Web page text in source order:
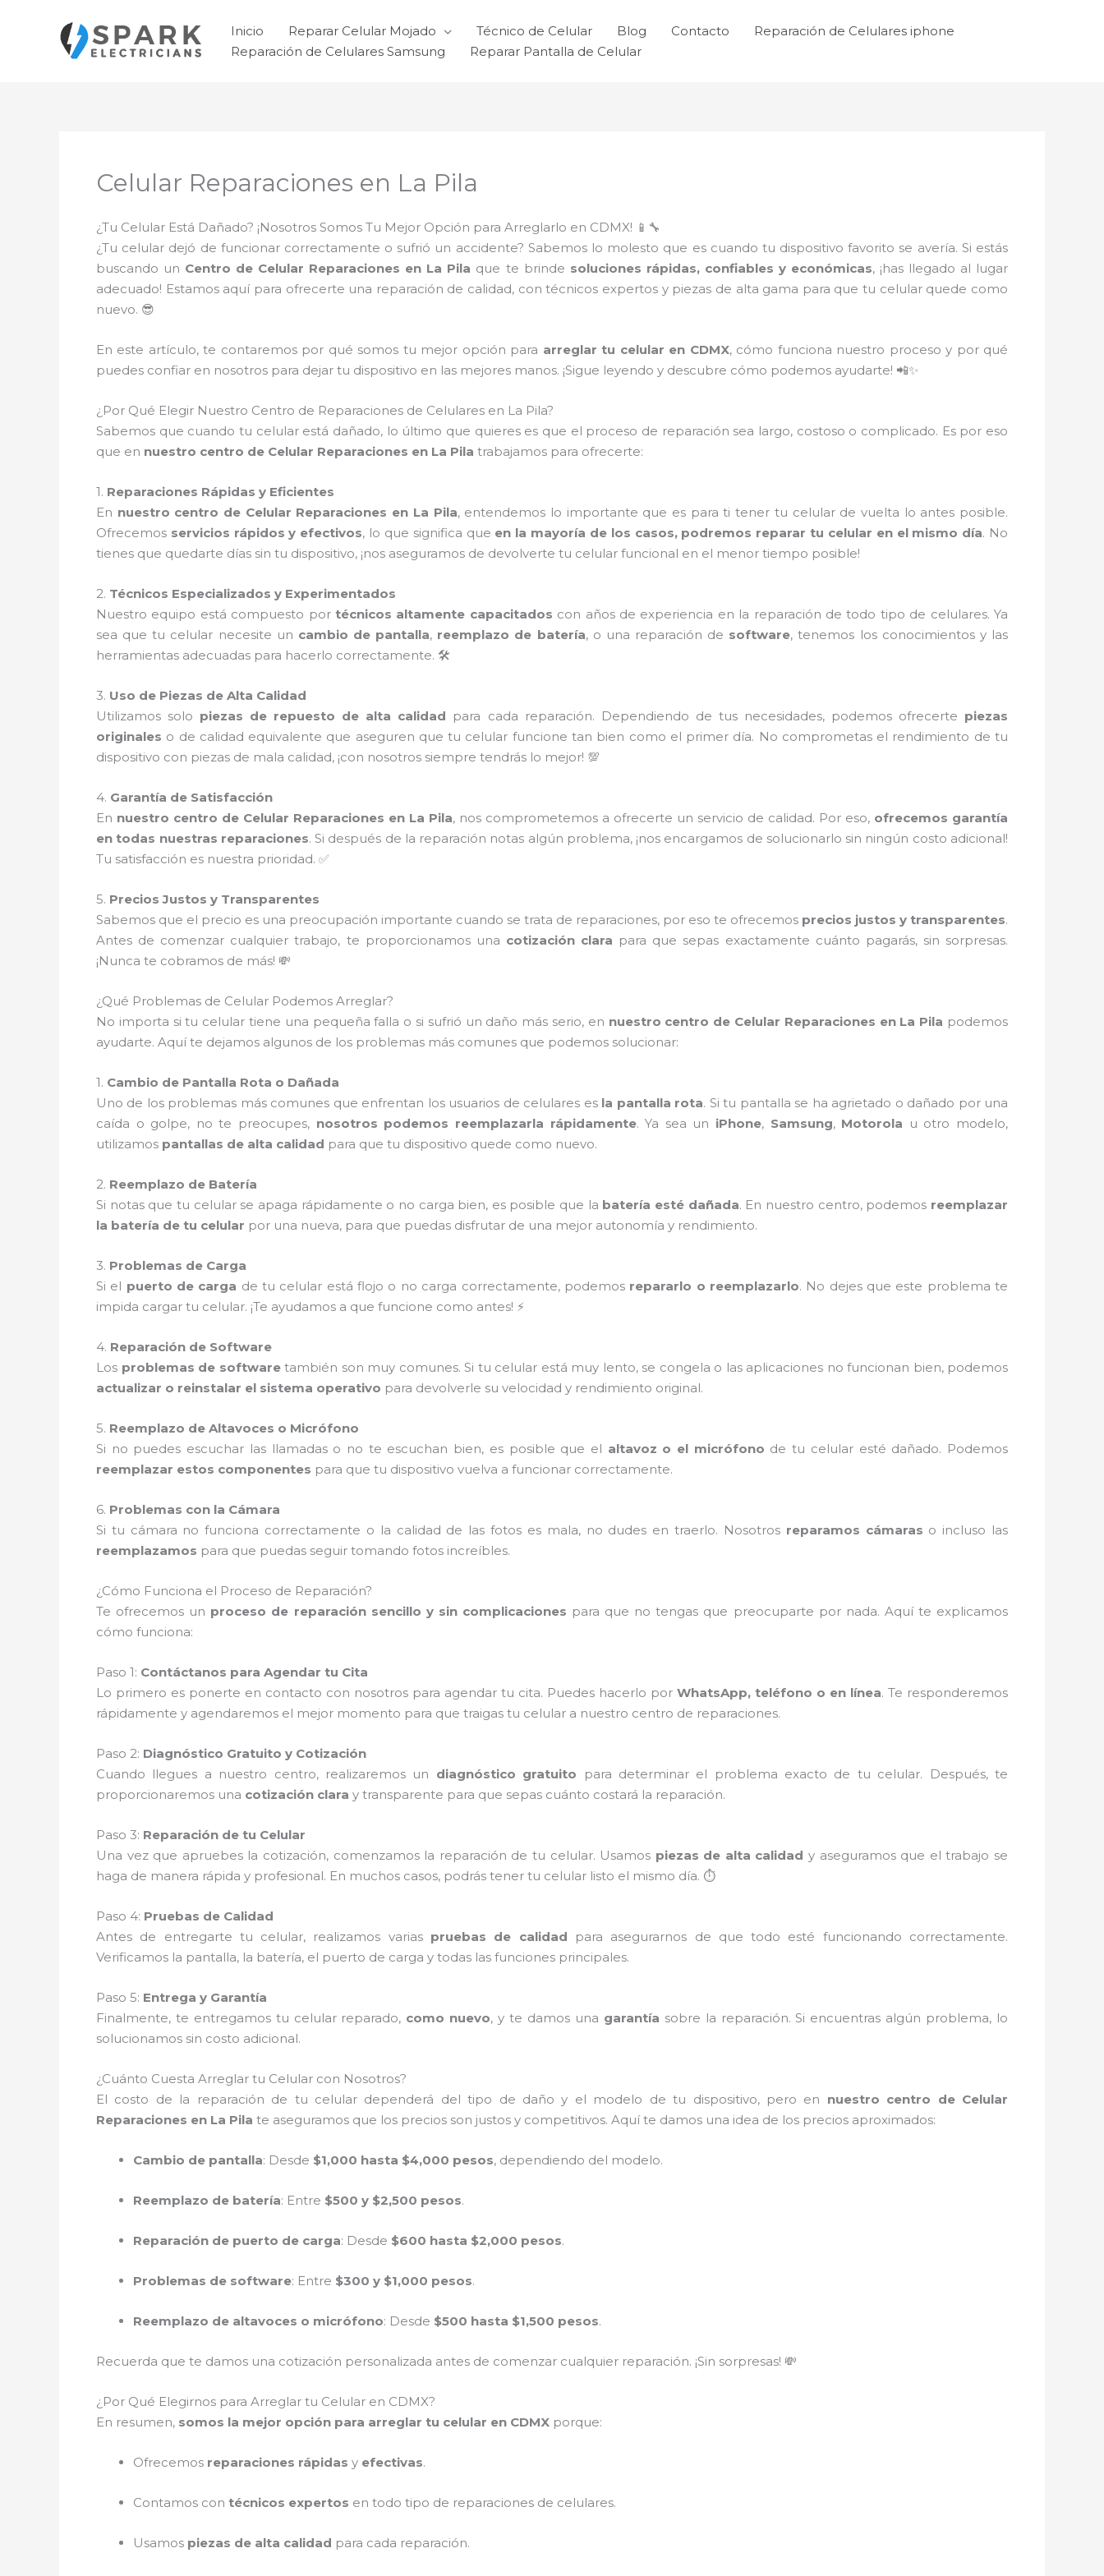
contenido
Inicio Reparar Celular Mojado Técnico de Celular Blog Contacto
Reparación de Celulares iphone
Reparación de Celulares Samsung
Reparar Pantalla de Celular
Celular Reparaciones en La Pila
¿Tu Celular Está Dañado? ¡Nosotros Somos Tu Mejor Opción para Arreglarlo en CDMX! 📱🔧
¿Tu celular dejó de funcionar correctamente o sufrió un accidente? Sabemos lo molesto que es cuando tu dispositivo favorito se avería. Si estás
buscando un Centro de Celular Reparaciones en La Pila que te brinde soluciones rápidas, confiables y económicas, ¡has llegado al lugar
adecuado! Estamos aquí para ofrecerte una reparación de calidad, con técnicos expertos y piezas de alta gama para que tu celular quede como
nuevo. 😎
En este artículo, te contaremos por qué somos tu mejor opción para arreglar tu celular en CDMX, cómo funciona nuestro proceso y por qué
puedes confiar en nosotros para dejar tu dispositivo en las mejores manos. ¡Sigue leyendo y descubre cómo podemos ayudarte! 📲✨
¿Por Qué Elegir Nuestro Centro de Reparaciones de Celulares en La Pila?
Sabemos que cuando tu celular está dañado, lo último que quieres es que el proceso de reparación sea largo, costoso o complicado. Es por eso
que en nuestro centro de Celular Reparaciones en La Pila trabajamos para ofrecerte:
1. Reparaciones Rápidas y Eficientes
En nuestro centro de Celular Reparaciones en La Pila, entendemos lo importante que es para ti tener tu celular de vuelta lo antes posible.
Ofrecemos servicios rápidos y efectivos, lo que significa que en la mayoría de los casos, podremos reparar tu celular en el mismo día. No
tienes que quedarte días sin tu dispositivo, ¡nos aseguramos de devolverte tu celular funcional en el menor tiempo posible!
2. Técnicos Especializados y Experimentados
Nuestro equipo está compuesto por técnicos altamente capacitados con años de experiencia en la reparación de todo tipo de celulares. Ya
sea que tu celular necesite un cambio de pantalla, reemplazo de batería, o una reparación de software, tenemos los conocimientos y las
herramientas adecuadas para hacerlo correctamente. 🛠️
3. Uso de Piezas de Alta Calidad
Utilizamos solo piezas de repuesto de alta calidad para cada reparación. Dependiendo de tus necesidades, podemos ofrecerte piezas
originales o de calidad equivalente que aseguren que tu celular funcione tan bien como el primer día. No comprometas el rendimiento de tu
dispositivo con piezas de mala calidad, ¡con nosotros siempre tendrás lo mejor! 💯
4. Garantía de Satisfacción
En nuestro centro de Celular Reparaciones en La Pila, nos comprometemos a ofrecerte un servicio de calidad. Por eso, ofrecemos garantía
en todas nuestras reparaciones. Si después de la reparación notas algún problema, ¡nos encargamos de solucionarlo sin ningún costo adicional!
Tu satisfacción es nuestra prioridad. ✅
5. Precios Justos y Transparentes
Sabemos que el precio es una preocupación importante cuando se trata de reparaciones, por eso te ofrecemos precios justos y transparentes.
Antes de comenzar cualquier trabajo, te proporcionamos una cotización clara para que sepas exactamente cuánto pagarás, sin sorpresas.
¡Nunca te cobramos de más! 💸
¿Qué Problemas de Celular Podemos Arreglar?
No importa si tu celular tiene una pequeña falla o si sufrió un daño más serio, en nuestro centro de Celular Reparaciones en La Pila podemos
ayudarte. Aquí te dejamos algunos de los problemas más comunes que podemos solucionar:
1. Cambio de Pantalla Rota o Dañada
Uno de los problemas más comunes que enfrentan los usuarios de celulares es la pantalla rota. Si tu pantalla se ha agrietado o dañado por una
caída o golpe, no te preocupes, nosotros podemos reemplazarla rápidamente. Ya sea un iPhone, Samsung, Motorola u otro modelo,
utilizamos pantallas de alta calidad para que tu dispositivo quede como nuevo.
2. Reemplazo de Batería
Si notas que tu celular se apaga rápidamente o no carga bien, es posible que la batería esté dañada. En nuestro centro, podemos reemplazar
la batería de tu celular por una nueva, para que puedas disfrutar de una mejor autonomía y rendimiento.
3. Problemas de Carga
Si el puerto de carga de tu celular está flojo o no carga correctamente, podemos repararlo o reemplazarlo. No dejes que este problema te
impida cargar tu celular. ¡Te ayudamos a que funcione como antes! ⚡
4. Reparación de Software
Los problemas de softwaretambién son muy comunes. Si tu celular está muy lento, se congela o las aplicaciones no funcionan bien, podemos
actualizar o reinstalar el sistema operativo para devolverle su velocidad y rendimiento original.
5. Reemplazo de Altavoces o Micrófono
Si no puedes escuchar las llamadas o no te escuchan bien, es posible que el altavoz o el micrófono de tu celular esté dañado. Podemos
reemplazar estos componentes para que tu dispositivo vuelva a funcionar correctamente.
6. Problemas con la Cámara
Si tu cámara no funciona correctamente o la calidad de las fotos es mala, no dudes en traerlo. Nosotros reparamos cámaras o incluso las
reemplazamos para que puedas seguir tomando fotos increíbles.
¿Cómo Funciona el Proceso de Reparación?
Te ofrecemos un proceso de reparación sencillo y sin complicaciones para que no tengas que preocuparte por nada. Aquí te explicamos
cómo funciona:
Paso 1: Contáctanos para Agendar tu Cita
Lo primero es ponerte en contacto con nosotros para agendar tu cita. Puedes hacerlo por WhatsApp, teléfono o en línea. Te responderemos
rápidamente y agendaremos el mejor momento para que traigas tu celular a nuestro centro de reparaciones.
Paso 2: Diagnóstico Gratuito y Cotización
Cuando llegues a nuestro centro, realizaremos un diagnóstico gratuito para determinar el problema exacto de tu celular. Después, te
proporcionaremos una cotización clara y transparente para que sepas cuánto costará la reparación.
Paso 3: Reparación de tu Celular
Una vez que apruebes la cotización, comenzamos la reparación de tu celular. Usamos piezas de alta calidad y aseguramos que el trabajo se
haga de manera rápida y profesional. En muchos casos, podrás tener tu celular listo el mismo día. ⏱️
Paso 4: Pruebas de Calidad
Antes de entregarte tu celular, realizamos varias pruebas de calidad para asegurarnos de que todo esté funcionando correctamente.
Verificamos la pantalla, la batería, el puerto de carga y todas las funciones principales.
Paso 5: Entrega y Garantía
Finalmente, te entregamos tu celular reparado, como nuevo, y te damos una garantía sobre la reparación. Si encuentras algún problema, lo
solucionamos sin costo adicional.
¿Cuánto Cuesta Arreglar tu Celular con Nosotros?
El costo de la reparación de tu celular dependerá del tipo de daño y el modelo de tu dispositivo, pero en nuestro centro de Celular
Reparaciones en La Pila te aseguramos que los precios son justos y competitivos. Aquí te damos una idea de los precios aproximados:
Cambio de pantalla: Desde $1,000 hasta $4,000 pesos, dependiendo del modelo.
Reemplazo de batería: Entre $500 y $2,500 pesos.
Reparación de puerto de carga: Desde $600 hasta $2,000 pesos.
Problemas de software: Entre $300 y $1,000 pesos.
Reemplazo de altavoces o micrófono: Desde $500 hasta $1,500 pesos.
Recuerda que te damos una cotización personalizada antes de comenzar cualquier reparación. ¡Sin sorpresas! 💸
¿Por Qué Elegirnos para Arreglar tu Celular en CDMX?
En resumen, somos la mejor opción para arreglar tu celular en CDMX porque:
Ofrecemos reparaciones rápidas y efectivas.
Contamos con técnicos expertos en todo tipo de reparaciones de celulares.
Usamos piezas de alta calidad para cada reparación.